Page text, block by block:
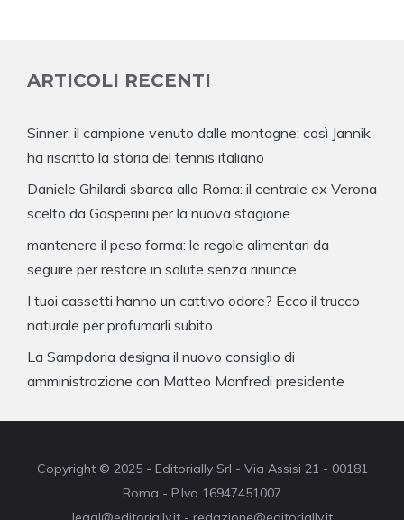
ARTICOLI RECENTI
Sinner, il campione venuto dalle montagne: così Jannik
ha riscritto la storia del tennis italiano
Daniele Ghilardi sbarca alla Roma: il centrale ex Verona
scelto da Gasperini per la nuova stagione
mantenere il peso forma: le regole alimentari da
seguire per restare in salute senza rinunce
I tuoi cassetti hanno un cattivo odore? Ecco il trucco
naturale per profumarli subito
La Sampdoria designa il nuovo consiglio di
amministrazione con Matteo Manfredi presidente
Copyright © 2025 - Editorially Srl - Via Assisi 21 - 00181
Roma - P.Iva 16947451007